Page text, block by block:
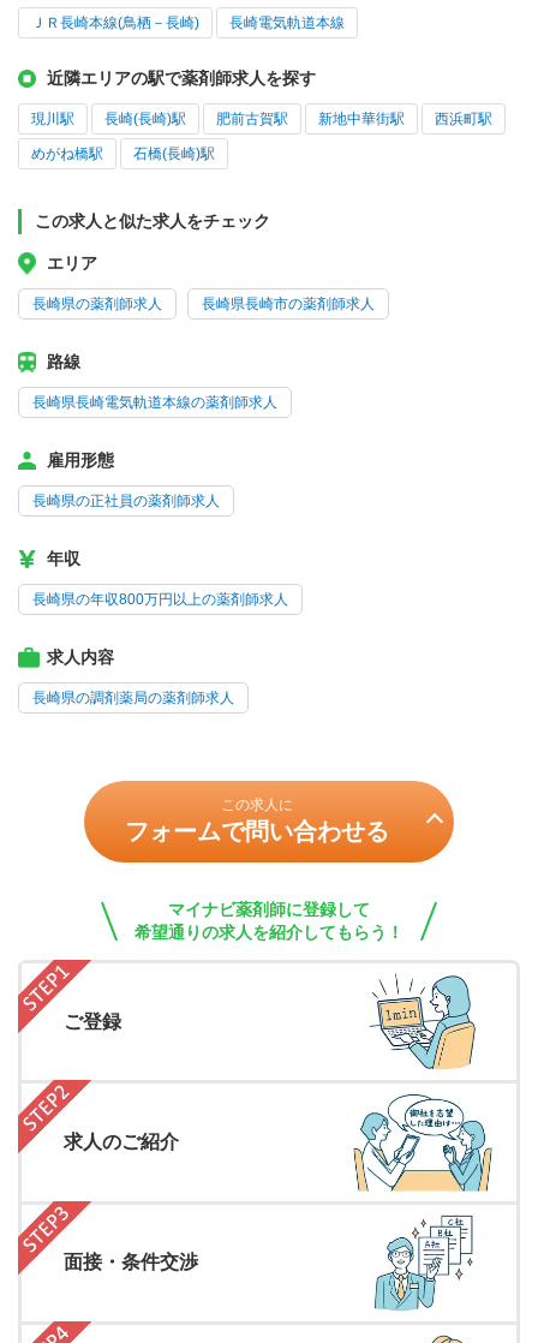
ＪＲ長崎本線(鳥栖－長崎) 長崎電気軌道本線
近隣エリアの駅で薬剤師求人を探す
現川駅 長崎(長崎)駅 肥前古賀駅 新地中華街駅 西浜町駅
めがね橋駅 石橋(長崎)駅
この求人と似た求人をチェック
エリア
長崎県の薬剤師求人 長崎県長崎市の薬剤師求人
路線
長崎県長崎電気軌道本線の薬剤師求人
雇用形態
長崎県の正社員の薬剤師求人
年収
長崎県の年収800万円以上の薬剤師求人
求人内容
長崎県の調剤薬局の薬剤師求人
この求人に
フォームで問い合わせる
マイナビ薬剤師に登録して
希望通りの求人を紹介してもらう！
ご登録
求人のご紹介
面接・条件交渉